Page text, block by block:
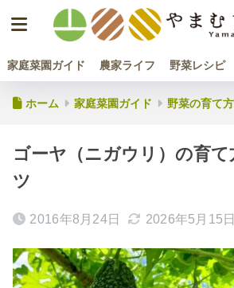
家庭菜園ガイド 農家ライフ 野菜レシピ
ホーム 家庭菜園ガイド 野菜の育て方
ゴーヤ（ニガウリ）の育て
ツ
2016年8月24日 2026年5月15日